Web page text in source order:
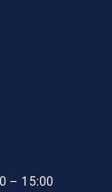
– 15:00